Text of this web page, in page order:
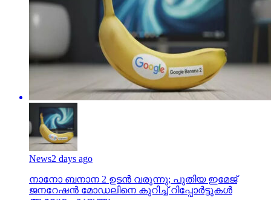
News2 days ago
നാനോ ബനാന 2 ഉടന്‍ വരുന്നു; പുതിയ ഇമേജ്
ജനറേഷന്‍ മോഡലിനെ കുറിച്ച് റിപ്പോര്‍ട്ടുകള്‍